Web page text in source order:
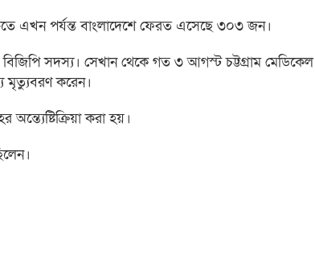
এখন পর্যন্ত বাংলাদেশে ফেরত এসেছে ৩০৩ জন।
সদস্য। সেখান থেকে গত ৩ আগস্ট চট্টগ্রাম
মৃত্যুবরণ করেন।
করা হয়।